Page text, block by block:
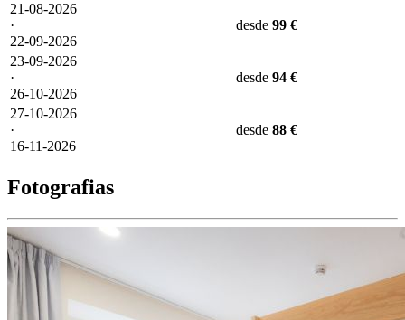
21-08-2026
·
22-09-2026
desde 99 €
23-09-2026
·
26-10-2026
desde 94 €
27-10-2026
·
16-11-2026
desde 88 €
Fotografias